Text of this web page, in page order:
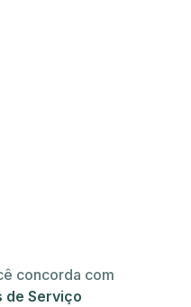
concorda com
de Serviço